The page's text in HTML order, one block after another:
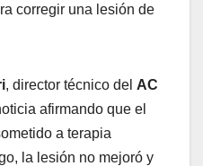
corregir una lesión de
, director técnico del AC
afirmando que el
a terapia
la lesión no mejoró y